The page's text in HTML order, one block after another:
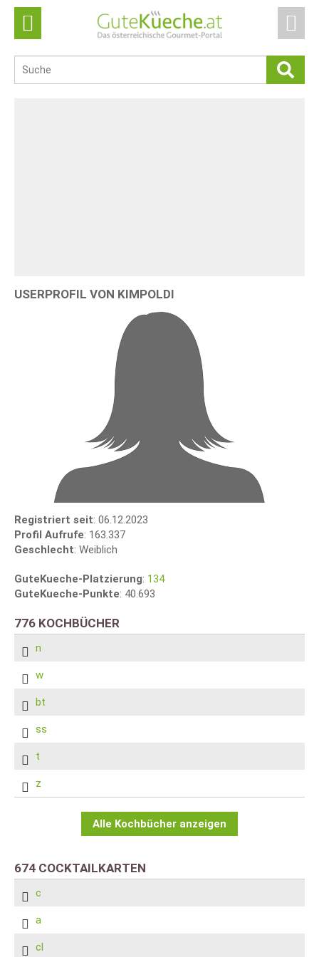
USERPROFIL VON KIMPOLDI
Registriert seit: 06.12.2023
Profil Aufrufe: 163.337
Geschlecht: Weiblich
GuteKueche-Platzierung: 134
GuteKueche-Punkte: 40.693
776 KOCHBÜCHER
n
w
bt
ss
t
z
Alle Kochbücher anzeigen
674 COCKTAILKARTEN
c
a
cl